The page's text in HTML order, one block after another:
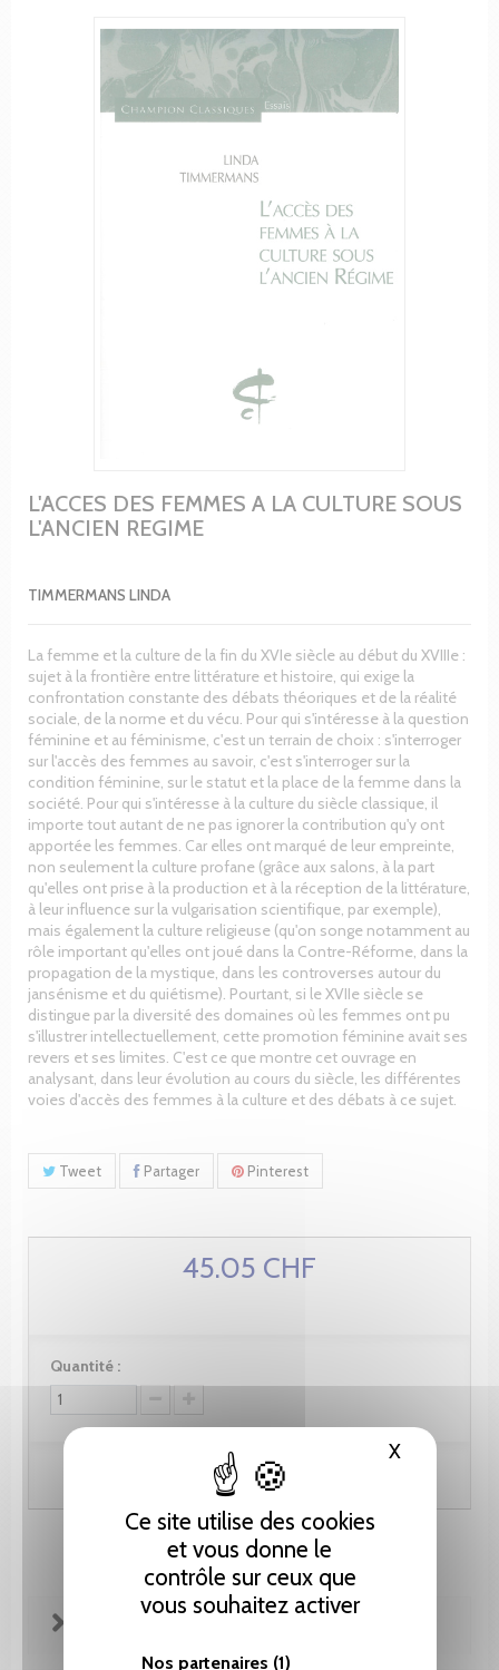
Ce site utilise des cookies
et vous donne le
contrôle sur ceux que
vous souhaitez activer
Nos partenaires (1)
XMasquer
L'ACCES DES FEMMES A LA CULTURE SOUS
L'ANCIEN REGIME
TIMMERMANS LINDA
La femme et la culture de la fin du XVIe siècle au début du XVIIIe :
sujet à la frontière entre littérature et histoire, qui exige la
confrontation constante des débats théoriques et de la réalité
sociale, de la norme et du vécu. Pour qui s'intéresse à la question
féminine et au féminisme, c'est un terrain de choix : s'interroger
sur l'accès des femmes au savoir, c'est s'interroger sur la
condition féminine, sur le statut et la place de la femme dans la
société. Pour qui s'intéresse à la culture du siècle classique, il
importe tout autant de ne pas ignorer la contribution qu'y ont
apportée les femmes. Car elles ont marqué de leur empreinte,
non seulement la culture profane (grâce aux salons, à la part
qu'elles ont prise à la production et à la réception de la littérature,
à leur influence sur la vulgarisation scientifique, par exemple),
mais également la culture religieuse (qu'on songe notamment au
rôle important qu'elles ont joué dans la Contre-Réforme, dans la
propagation de la mystique, dans les controverses autour du
jansénisme et du quiétisme). Pourtant, si le XVIIe siècle se
distingue par la diversité des domaines où les femmes ont pu
s'illustrer intellectuellement, cette promotion féminine avait ses
revers et ses limites. C'est ce que montre cet ouvrage en
analysant, dans leur évolution au cours du siècle, les différentes
voies d'accès des femmes à la culture et des débats à ce sujet.
Tweet Partager Pinterest
45.05 CHF
Quantité :
Ajouter au panier